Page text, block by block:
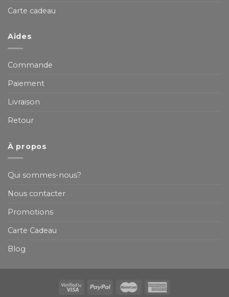
Carte cadeau
Aides
Commande
Paiement
Livraison
Retour
À propos
Qui sommes-nous?
Nous contacter
Promotions
Carte Cadeau
Blog